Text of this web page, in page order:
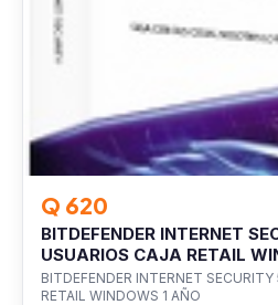
Q 620
BITDEFENDER INTERNET
USUARIOS CAJA RETAIL
BITDEFENDER INTERNET
RETAIL WINDOWS 1 AÑO